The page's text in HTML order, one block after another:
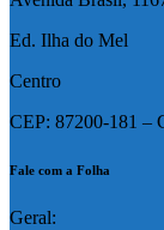
Ed. Ilha do Mel
Centro
CEP: 87200-181 –
Fale com a Folha
Geral: